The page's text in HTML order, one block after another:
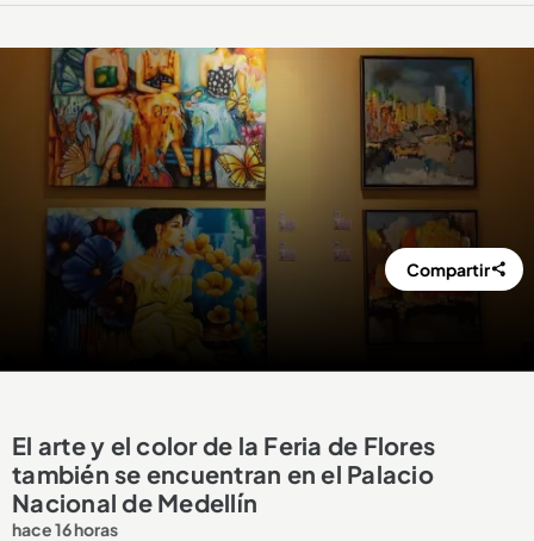
Compartir
El arte y el color de la Feria de Flores
también se encuentran en el Palacio
Nacional de Medellín
hace 16 horas